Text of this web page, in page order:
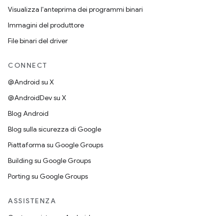
Visualizza l'anteprima dei programmi binari
Immagini del produttore
File binari del driver
CONNECT
@Android su X
@AndroidDev su X
Blog Android
Blog sulla sicurezza di Google
Piattaforma su Google Groups
Building su Google Groups
Porting su Google Groups
ASSISTENZA